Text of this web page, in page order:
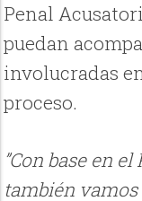
Penal
puedan
involucradas
proceso.
”Con base en
también